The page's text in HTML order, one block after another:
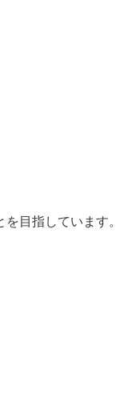
目指しています。